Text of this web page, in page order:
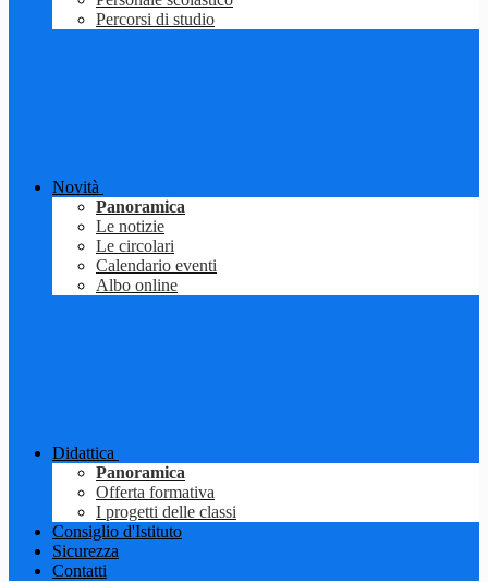
Percorsi di studio
Novità
Panoramica
Le notizie
Le circolari
Calendario eventi
Albo online
Didattica
Panoramica
Offerta formativa
I progetti delle classi
Consiglio d'Istituto
Sicurezza
Contatti